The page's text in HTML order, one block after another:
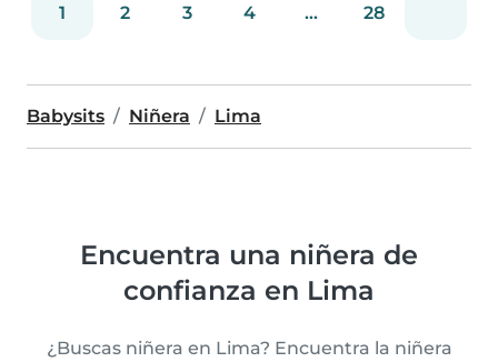
1 2 3 4 ... 28
Babysits Niñera Lima
Encuentra una niñera de
confianza en Lima
¿Buscas niñera en Lima? Encuentra la niñera